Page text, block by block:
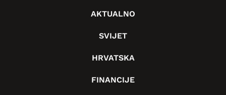
AKTUALNO
SVIJET
HRVATSKA
FINANCIJE